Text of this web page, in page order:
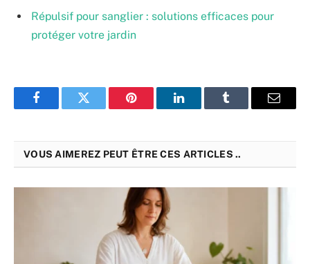
Répulsif pour sanglier : solutions efficaces pour
protéger votre jardin
FacebookTwitter Pinterest LinkedInTumblr Email
VOUS AIMEREZ PEUT ÊTRE CES ARTICLES ..